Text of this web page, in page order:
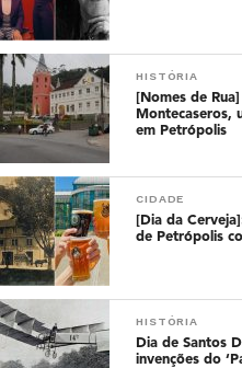
HISTÓRIA
[Nomes de
Montecaseros,
em Petrópolis
CIDADE
[Dia da
de Petrópolis
HISTÓRIA
Dia de Santos
invenções do